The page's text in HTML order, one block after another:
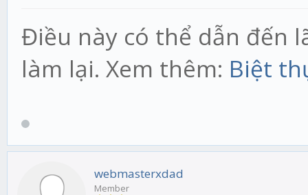
Điều này có thể dẫn đến
làm lại. Xem thêm: Biệt
webmasterxdad
Member